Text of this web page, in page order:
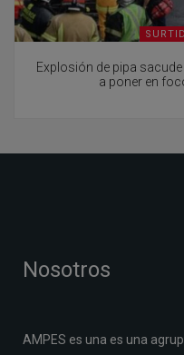
Explosión de pipa
a poner en
Nosotros
AMPES es una es una